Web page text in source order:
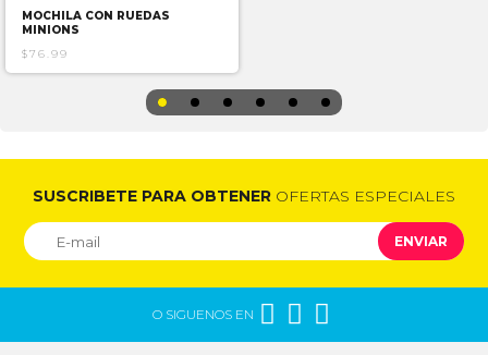
MOCHILA CON RUEDAS
MINIONS
$76.99
SUSCRIBETE PARA OBTENER OFERTAS ESPECIALES
ENVIAR
O SIGUENOS EN   